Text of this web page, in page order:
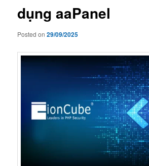
dụng aaPanel
Posted on29/09/2025